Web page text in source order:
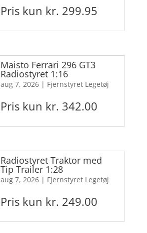
Pris kun kr. 299.95
Maisto Ferrari 296 GT3
Radiostyret 1:16
aug 7, 2026| Fjernstyret Legetøj
Pris kun kr. 342.00
Radiostyret Traktor med
Tip Trailer 1:28
aug 7, 2026| Fjernstyret Legetøj
Pris kun kr. 249.00